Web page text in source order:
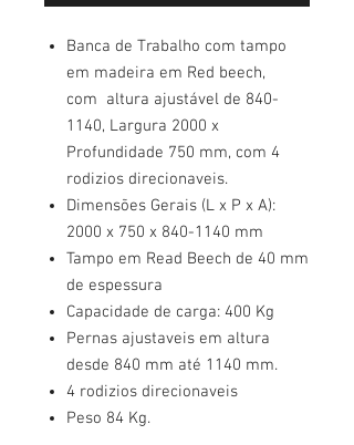
Banca de Trabalho com tampo
em madeira em Red beech,
com altura ajustável de 840-
1140, Largura 2000 x
Profundidade 750 mm, com 4
rodizios direcionaveis.
Dimensões Gerais (L x P x A):
2000 x 750 x 840-1140 mm
Tampo em Read Beech de 40 mm
de espessura
Capacidade de carga: 400 Kg
Pernas ajustaveis em altura
desde 840 mm até 1140 mm.
4 rodizios direcionaveis
Peso 84 Kg.